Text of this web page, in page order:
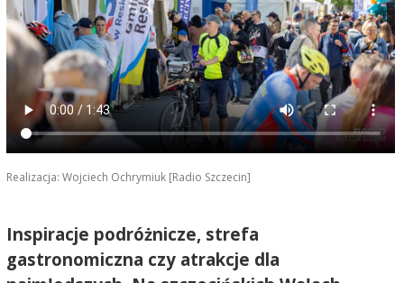
Realizacja: Wojciech Ochrymiuk [Radio Szczecin]
Inspiracje podróżnicze, strefa
gastronomiczna czy atrakcje dla